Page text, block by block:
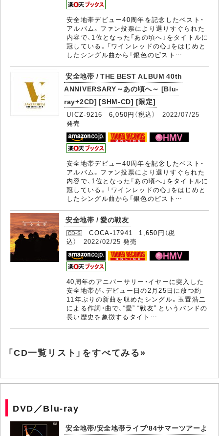
安全地帯デビュー40周年を記念したベスト・
アルバム。ファン投票により選りすぐられた
内容で、1位となった「あの頃へ」をタイトルに
冠している。「ワインレッドの心」をはじめと
したシングル曲から「銀色のピスト…
安全地帯 / THE BEST ALBUM 40th
ANNIVERSARY～あの頃へ～ [Blu-
ray+2CD] [SHM-CD] [限定]
UICZ-9216 6,050円（税込） 2022/07/25
発売
安全地帯デビュー40周年を記念したベスト・
アルバム。ファン投票により選りすぐられた
内容で、1位となった「あの頃へ」をタイトルに
冠している。「ワインレッドの心」をはじめと
したシングル曲から「銀色のピスト…
安全地帯 / 愛の戦友
COCA-17941 1,650円（税
込） 2022/02/25 発売
40周年のアニバーサリー・イヤーに突入した
安全地帯が、デビュー日の2月25日に放つ約
11年ぶりの新曲を収めたシングル。玉置浩二
による作詞・曲で、“愛” “戦友” というバンドの
長い歴史を象徴するタイト…
「CD一覧リスト」をすべてみる»
DVD／Blu-ray
安全地帯/安全地帯ライブ'84サマーツアーよ